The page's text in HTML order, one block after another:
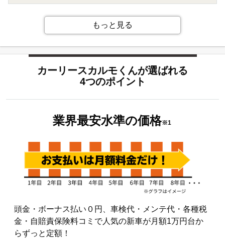
審査に落ちた方でもカーリースカルモくんをご利用できる可
能性があります。
【パート・アルバイトでも審査に通りますか】
パート・アルバイト勤務の方でカーリースカルモくんをご利
用されているお客様も多くいらっしゃいます。どうぞお気軽
にお申込みください。
とが可能になる「もらえるオプション」もご用意しており、
カーリースでもマイカー感覚でご利用いただけます。
をご覧ください。
もっと見る
カーリースカルモくんが選ばれる
4つのポイント
業界最安水準の価格※1
頭金・ボーナス払い０円、車検代・メンテ代・各種税
金・自賠責保険料コミで人気の新車が月額1万円台か
らずっと定額！